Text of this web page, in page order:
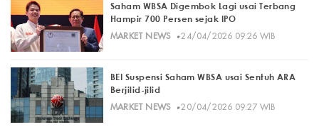
Saham WBSA Digembok Lagi usai Terbang
Hampir 700 Persen sejak IPO
MARKET NEWS· 24/04/2026 09:26 WIB
BEI Suspensi Saham WBSA usai Sentuh ARA
Berjilid-jilid
MARKET NEWS· 20/04/2026 09:27 WIB